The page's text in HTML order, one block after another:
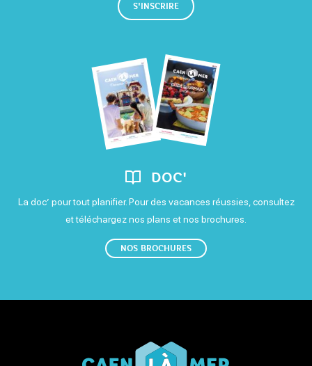
Ouvert
Samedi
Ouvert
Dimanche
S'INSCRIRE
DOC'
La doc’ pour tout planifier. Pour des vacances réussies, consultez
et téléchargez nos plans et nos brochures.
NOS BROCHURES